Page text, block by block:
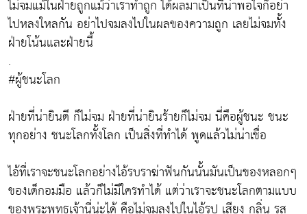
ไม่จมแม้ในฝ่ายถูกแม้ว่าเราทำถูก ได้ผลมาเป็นที่น่าพอใจก็อย่า
ไปหลงใหลกัน อย่าไปจมลงไปในผลของความถูก เลยไม่จมทั้ง
ฝ่ายโน้นและฝ่ายนี้
.
#ผู้ชนะโลก
ฝ่ายที่น่ายินดี ก็ไม่จม ฝ่ายที่น่ายินร้ายก็ไม่จม นี่คือผู้ชนะ ชนะ
ทุกอย่าง ชนะโลกทั้งโลก เป็นสิ่งที่ทำได้ พูดแล้วไม่น่าเชื่อ
ไอ้ที่เราจะชนะโลกอย่างไอ้รบราฆ่าฟันกันนั้นมันเป็นของหลอกๆ
ของเด็กอมมือ แล้วก็ไม่มีใครทำได้ แต่ว่าเราจะชนะโลกตามแบบ